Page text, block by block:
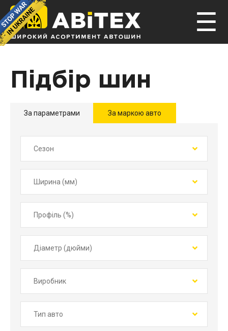
☰
Підбір шин
За параметрами За маркою авто